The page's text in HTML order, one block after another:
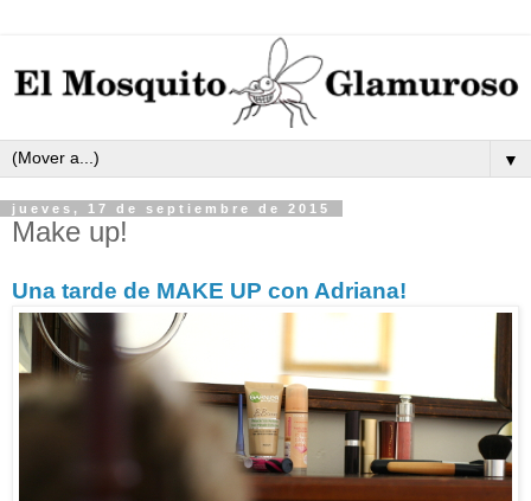
▼
jueves, 17 de septiembre de 2015
Make up!
Una tarde de MAKE UP con Adriana!